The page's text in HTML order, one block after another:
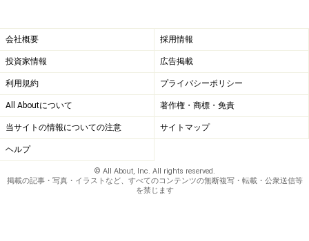
会社概要 採用情報
投資家情報 広告掲載
利用規約 プライバシーポリシー
All Aboutについて 著作権・商標・免責
当サイトの情報についての注意 サイトマップ
ヘルプ
© All About, Inc. All rights reserved.
掲載の記事・写真・イラストなど、すべてのコンテンツの無断複写・転載・公衆送信等
を禁じます